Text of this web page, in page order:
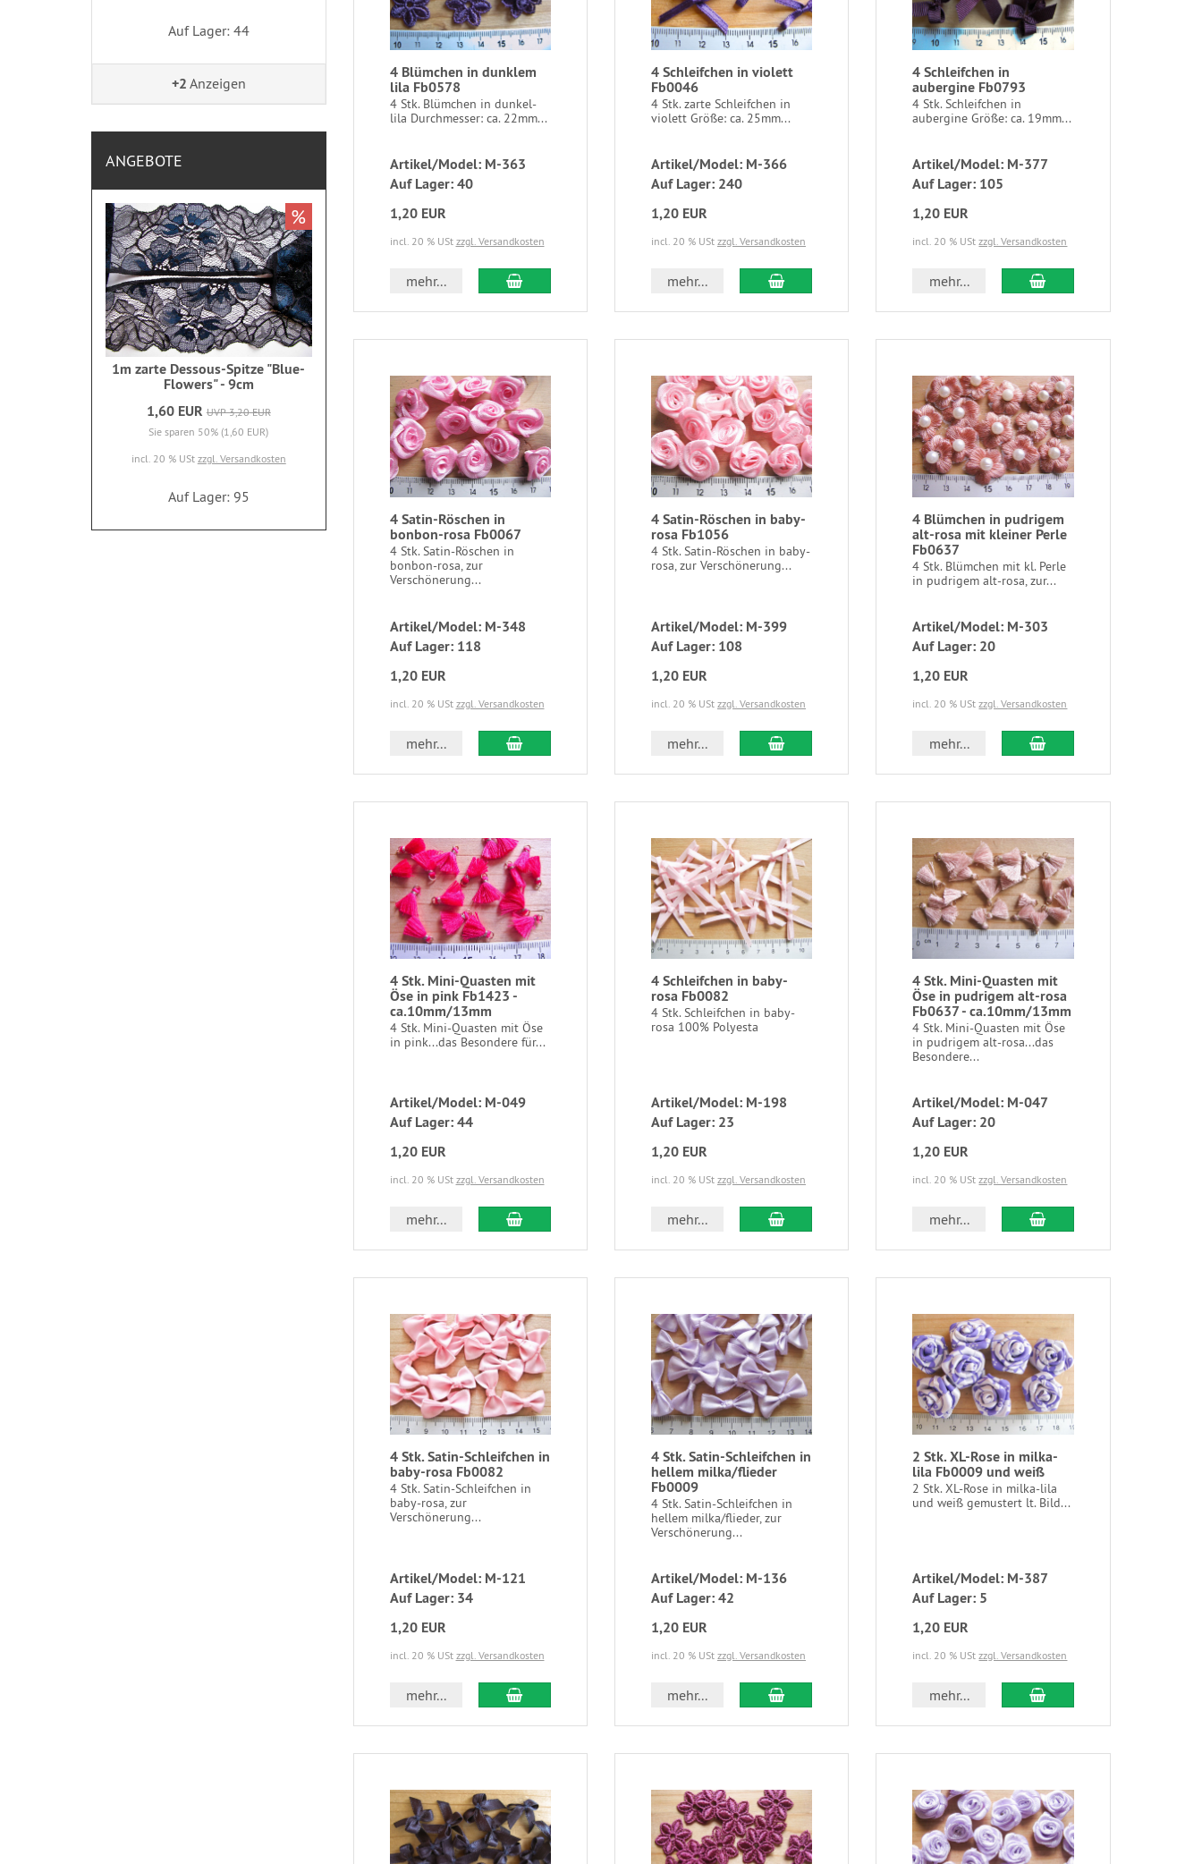
4 Blümchen in dunklem
lila Fb0578
4 Stk. Blümchen in dunkel-
lila Durchmesser: ca. 22mm...
Artikel/Model: M-363
Auf Lager: 40
1,20 EUR
incl. 20 % USt zzgl. Versandkosten
mehr...
4 Schleifchen in violett
Fb0046
4 Stk. zarte Schleifchen in
violett Größe: ca. 25mm...
Artikel/Model: M-366
Auf Lager: 240
1,20 EUR
incl. 20 % USt zzgl. Versandkosten
mehr...
4 Schleifchen in
aubergine Fb0793
4 Stk. Schleifchen in
aubergine Größe: ca. 19mm...
Artikel/Model: M-377
Auf Lager: 105
1,20 EUR
incl. 20 % UStzzgl. Versandkosten
mehr...
4 Satin-Röschen in
bonbon-rosa Fb0067
4 Stk. Satin-Röschen in
bonbon-rosa, zur
Verschönerung...
Artikel/Model: M-348
Auf Lager: 118
1,20 EUR
incl. 20 % USt zzgl. Versandkosten
mehr...
4 Satin-Röschen in baby-
rosa Fb1056
4 Stk. Satin-Röschen in baby-
rosa, zur Verschönerung...
Artikel/Model: M-399
Auf Lager: 108
1,20 EUR
incl. 20 % USt zzgl. Versandkosten
mehr...
4 Blümchen in pudrigem
alt-rosa mit kleiner Perle
Fb0637
4 Stk. Blümchen mit kl. Perle
in pudrigem alt-rosa, zur...
Artikel/Model: M-303
Auf Lager: 20
1,20 EUR
incl. 20 % UStzzgl. Versandkosten
mehr...
4 Stk. Mini-Quasten mit
Öse in pink Fb1423 -
ca.10mm/13mm
4 Stk. Mini-Quasten mit Öse
in pink...das Besondere für...
Artikel/Model: M-049
Auf Lager: 44
1,20 EUR
incl. 20 % USt zzgl. Versandkosten
mehr...
4 Schleifchen in baby-
rosa Fb0082
4 Stk. Schleifchen in baby-
rosa 100% Polyesta
Artikel/Model: M-198
Auf Lager: 23
1,20 EUR
incl. 20 % USt zzgl. Versandkosten
mehr...
4 Stk. Mini-Quasten mit
Öse in pudrigem alt-rosa
Fb0637 - ca.10mm/13mm
4 Stk. Mini-Quasten mit Öse
in pudrigem alt-rosa...das
Besondere...
Artikel/Model: M-047
Auf Lager: 20
1,20 EUR
incl. 20 % UStzzgl. Versandkosten
mehr...
4 Stk. Satin-Schleifchen in
baby-rosa Fb0082
4 Stk. Satin-Schleifchen in
baby-rosa, zur
Verschönerung...
Artikel/Model: M-121
Auf Lager: 34
1,20 EUR
incl. 20 % USt zzgl. Versandkosten
mehr...
4 Stk. Satin-Schleifchen in
hellem milka/flieder
Fb0009
4 Stk. Satin-Schleifchen in
hellem milka/flieder, zur
Verschönerung...
Artikel/Model: M-136
Auf Lager: 42
1,20 EUR
incl. 20 % USt zzgl. Versandkosten
mehr...
2 Stk. XL-Rose in milka-
lila Fb0009 und weiß
2 Stk. XL-Rose in milka-lila
und weiß gemustert lt. Bild...
Artikel/Model: M-387
Auf Lager: 5
1,20 EUR
incl. 20 % UStzzgl. Versandkosten
mehr...
Auf Lager: 44
+2 Anzeigen
ANGEBOTE
1m zarte Dessous-Spitze "Blue-
Flowers" - 9cm
1,60 EUR UVP 3,20 EUR
Sie sparen 50% (1,60 EUR)
incl. 20 % USt zzgl. Versandkosten
Auf Lager: 95
%